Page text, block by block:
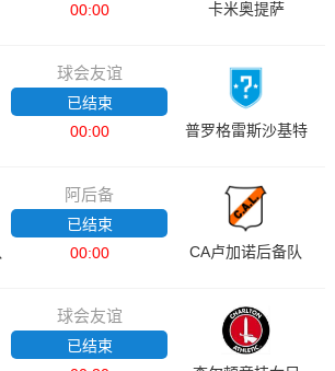
00:00
卡米奥提萨
球会友谊
已结束
00:00
普罗格雷斯沙基特
阿后备
已结束
00:00
CA卢加诺后备队
球会友谊
已结束